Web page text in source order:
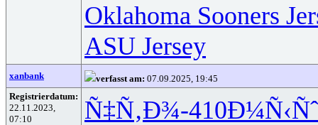
Oklahoma Sooners
ASU Jersey
xanbank verfasst am: 07.09.2025, 19:45
Registrierdatum:
22.11.2023,
07:10
Ñ‡Ñ‚Ð¾-410